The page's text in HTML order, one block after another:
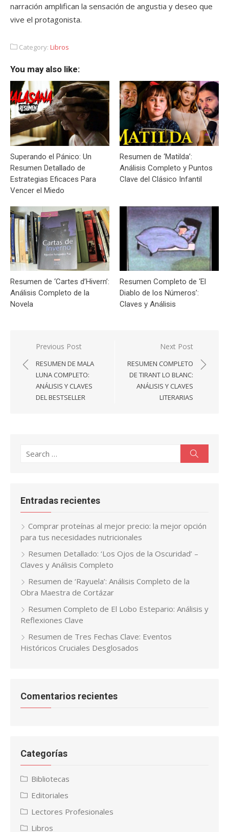
narración amplifican la sensación de angustia y deseo que
vive el protagonista.
Category: Libros
You may also like:
Superando el Pánico: Un
Resumen Detallado de
Estrategias Eficaces Para
Vencer el Miedo
Resumen de ‘Matilda’:
Análisis Completo y Puntos
Clave del Clásico Infantil
Resumen de ‘Cartes d’Hivern’:
Análisis Completo de la
Novela
Resumen Completo de ‘El
Diablo de los Números’:
Claves y Análisis
Navegación
de
entradas
Previous Post
RESUMEN DE MALA
LUNA COMPLETO:
ANÁLISIS Y CLAVES
DEL BESTSELLER
Next Post
RESUMEN COMPLETO
DE TIRANT LO BLANC:
ANÁLISIS Y CLAVES
LITERARIAS
Search
Entradas recientes
Comprar proteínas al mejor precio: la mejor opción
para tus necesidades nutricionales
Resumen Detallado: ‘Los Ojos de la Oscuridad’ –
Claves y Análisis Completo
Resumen de ‘Rayuela’: Análisis Completo de la
Obra Maestra de Cortázar
Resumen Completo de El Lobo Estepario: Análisis y
Reflexiones Clave
Resumen de Tres Fechas Clave: Eventos
Históricos Cruciales Desglosados
Comentarios recientes
Categorías
Bibliotecas
Editoriales
Lectores Profesionales
Libros